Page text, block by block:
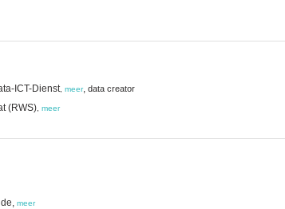
ICT-Dienst meer, data creator
(RWS) meer
meer